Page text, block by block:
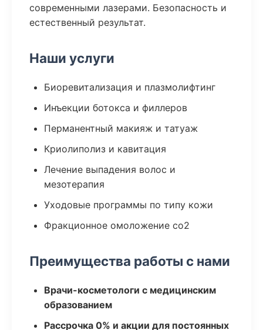
современными лазерами. Безопасность и
естественный результат.
Наши услуги
Биоревитализация и плазмолифтинг
Инъекции ботокса и филлеров
Перманентный макияж и татуаж
Криолиполиз и кавитация
Лечение выпадения волос и
мезотерапия
Уходовые программы по типу кожи
Фракционное омоложение co2
Преимущества работы с нами
Врачи-косметологи с медицинским
образованием
Рассрочка 0% и акции для постоянных